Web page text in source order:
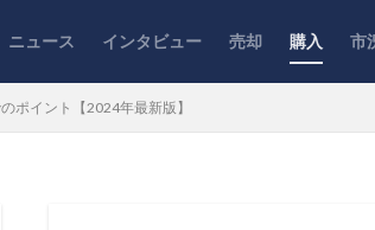
ニュース インタビュー 売却 購入 市
ポイント【2024年最新版】